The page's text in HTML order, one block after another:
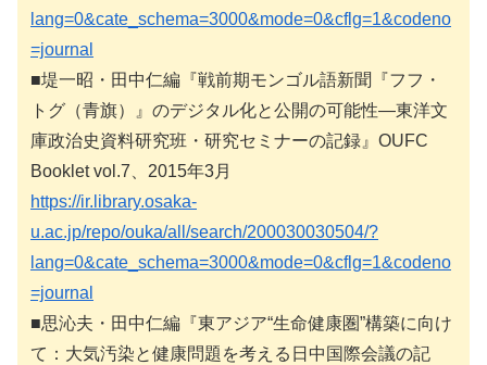
lang=0&cate_schema=3000&mode=0&cflg=1&codeno
=journal
■堤一昭・田中仁編『戦前期モンゴル語新聞『フフ・
トグ（青旗）』のデジタル化と公開の可能性―東洋文
庫政治史資料研究班・研究セミナーの記録』OUFC
Booklet vol.7、2015年3月
https://ir.library.osaka-
u.ac.jp/repo/ouka/all/search/200030030504/?
lang=0&cate_schema=3000&mode=0&cflg=1&codeno
=journal
■思沁夫・田中仁編『東アジア“生命健康圏”構築に向け
て：大気汚染と健康問題を考える日中国際会議の記